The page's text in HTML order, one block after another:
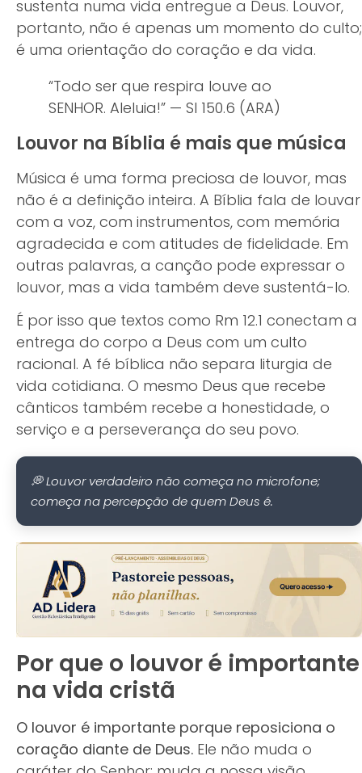
sustenta numa vida entregue a Deus. Louvor,
portanto, não é apenas um momento do culto;
é uma orientação do coração e da vida.
“Todo ser que respira louve ao
SENHOR. Aleluia!” — Sl 150.6 (ARA)
Louvor na Bíblia é mais que música
Música é uma forma preciosa de louvor, mas
não é a definição inteira. A Bíblia fala de louvar
com a voz, com instrumentos, com memória
agradecida e com atitudes de fidelidade. Em
outras palavras, a canção pode expressar o
louvor, mas a vida também deve sustentá-lo.
É por isso que textos como Rm 12.1 conectam a
entrega do corpo a Deus com um culto
racional. A fé bíblica não separa liturgia de
vida cotidiana. O mesmo Deus que recebe
cânticos também recebe a honestidade, o
serviço e a perseverança do seu povo.
💭 Louvor verdadeiro não começa no microfone;
começa na percepção de quem Deus é.
Por que o louvor é importante
na vida cristã
O louvor é importante porque reposiciona o
coração diante de Deus. Ele não muda o